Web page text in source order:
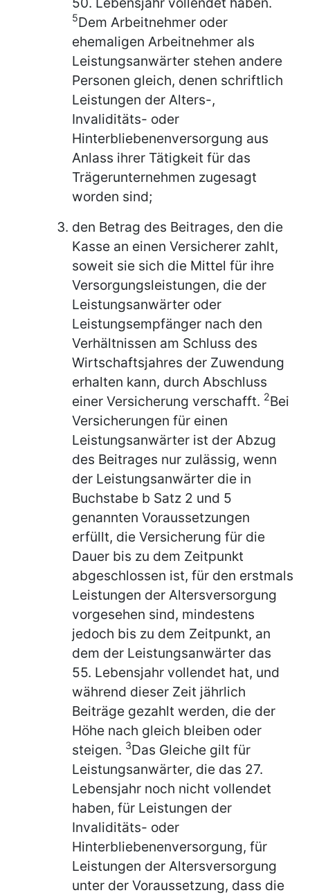
5Dem Arbeitnehmer oder
ehemaligen Arbeitnehmer als
Leistungsanwärter stehen andere
Personen gleich, denen schriftlich
Leistungen der Alters-,
Invaliditäts- oder
Hinterbliebenenversorgung aus
Anlass ihrer Tätigkeit für das
Trägerunternehmen zugesagt
worden sind;
den Betrag des Beitrages, den die
Kasse an einen Versicherer zahlt,
soweit sie sich die Mittel für ihre
Versorgungsleistungen, die der
Leistungsanwärter oder
Leistungsempfänger nach den
Verhältnissen am Schluss des
Wirtschaftsjahres der Zuwendung
erhalten kann, durch Abschluss
einer Versicherung verschafft. 2Bei
Versicherungen für einen
Leistungsanwärter ist der Abzug
des Beitrages nur zulässig, wenn
der Leistungsanwärter die in
Buchstabe b Satz 2 und 5
genannten Voraussetzungen
erfüllt, die Versicherung für die
Dauer bis zu dem Zeitpunkt
abgeschlossen ist, für den erstmals
Leistungen der Altersversorgung
vorgesehen sind, mindestens
jedoch bis zu dem Zeitpunkt, an
dem der Leistungsanwärter das
55. Lebensjahr vollendet hat, und
während dieser Zeit jährlich
Beiträge gezahlt werden, die der
Höhe nach gleich bleiben oder
steigen. 3Das Gleiche gilt für
Leistungsanwärter, die das 27.
Lebensjahr noch nicht vollendet
haben, für Leistungen der
Invaliditäts- oder
Hinterbliebenenversorgung, für
Leistungen der Altersversorgung
unter der Voraussetzung, dass die